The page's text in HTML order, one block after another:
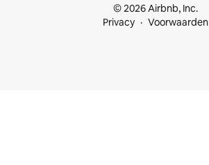
© 2026 Airbnb, Inc.
Privacy
Voorwaarden